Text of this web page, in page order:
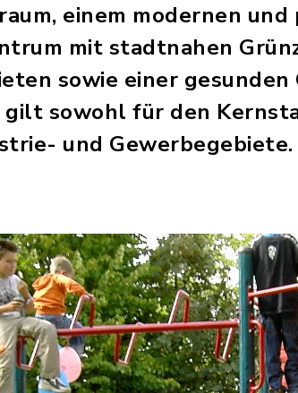
einem modernen und
mit stadtnahen
sowie einer gesunden
sowohl für den
und Gewerbegebiete.